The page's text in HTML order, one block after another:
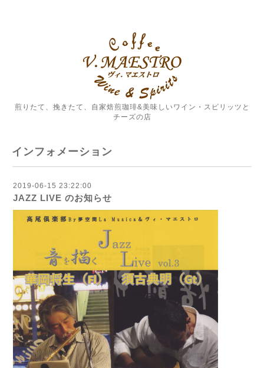
煎りたて、挽きたて、自家焙煎珈琲&美味しいワイン・スピリッツと
チーズの店
インフォメーション
2019-06-15 23:22:00
JAZZ LIVE のお知らせ